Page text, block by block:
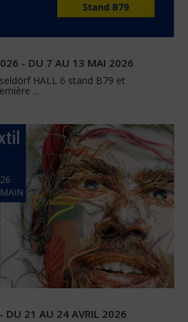
- DU 7 AU 13 MAI 2026
HALL 6 stand B79 et
...
DU 21 AU 24 AVRIL 2026